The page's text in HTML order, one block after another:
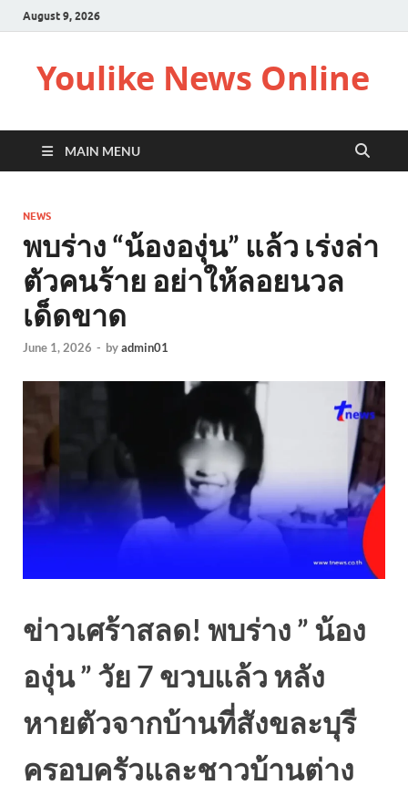
August 9, 2026
Youlike News Online
MAIN MENU
NEWS
พบร่าง “น้ององุ่น” แล้ว เร่งล่า
ตัวคนร้าย อย่าให้ลอยนวล
เด็ดขาด
June 1, 2026 - byadmin01
ข่าวเศร้าสลด! พบร่าง ” น้อง
องุ่น ” วัย 7 ขวบแล้ว หลัง
หายตัวจากบ้านที่สังขละบุรี
ครอบครัวและชาวบ้านต่าง